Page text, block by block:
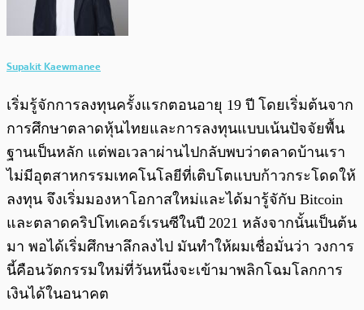
Supakit Kaewmanee
เริ่มรู้จักการลงทุนครั้งแรกตอนอายุ 19 ปี โดยเริ่มต้นจาก
การศึกษาตลาดหุ้นไทยและการลงทุนแบบเน้นปัจจัยพื้น
ฐานเป็นหลัก แต่พอเวลาผ่านไปกลับพบว่าตลาดบ้านเรา
ไม่มีอุตสาหกรรมเทคโนโลยีที่เติบโตแบบก้าวกระโดดให้
ลงทุน จึงเริ่มมองหาโอกาสใหม่และได้มารู้จักับ Bitcoin
และตลาดคริปโทเคอร์เรนซีในปี 2021 หลังจากนั้นเป็นต้น
มา พอได้เริ่มศึกษาลึกลงไป มันทำให้ผมเชื่อมั่นว่า วงการ
นี้คือนวัตกรรมใหม่ที่วันหนึ่งจะเข้ามาพลิกโฉมโลกการ
เงินได้ในอนาคต